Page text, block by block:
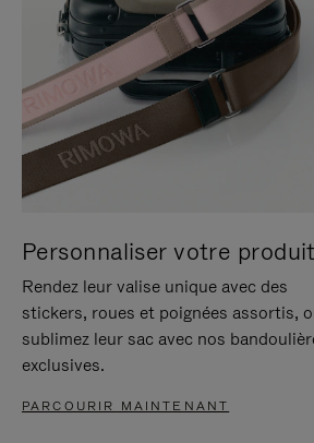
Personnaliser votre produit
Rendez leur valise unique avec des
stickers, roues et poignées assortis,
sublimez leur sac avec nos
exclusives.
PARCOURIR MAINTENANT